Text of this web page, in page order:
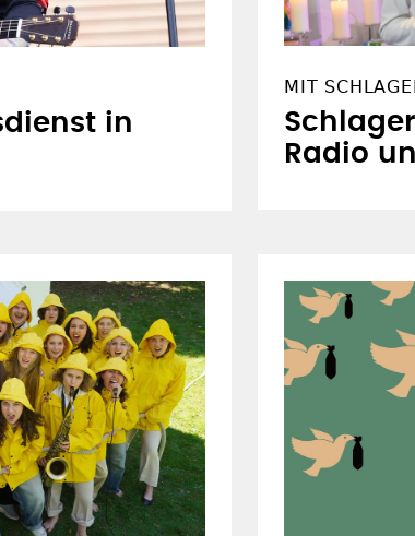
in
MIT
Radio